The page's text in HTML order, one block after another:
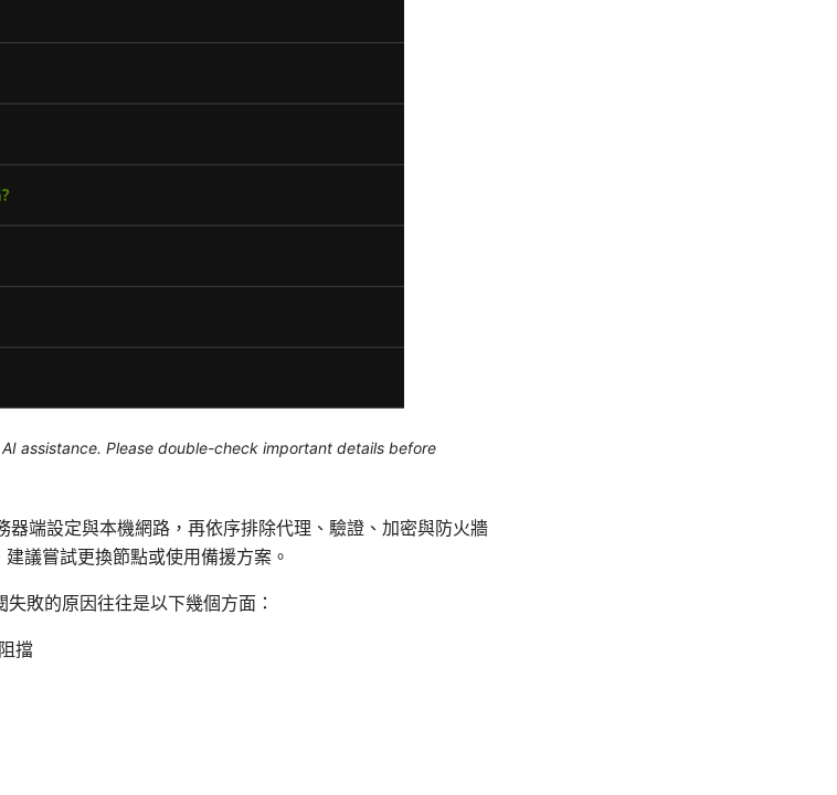
assistance. Please double-check important details before
器端設定與本機網路，再依序排除代理、驗證、加密與防火牆
議嘗試更換節點或使用備援方案。
敗的原因往往是以下幾個方面：
擋